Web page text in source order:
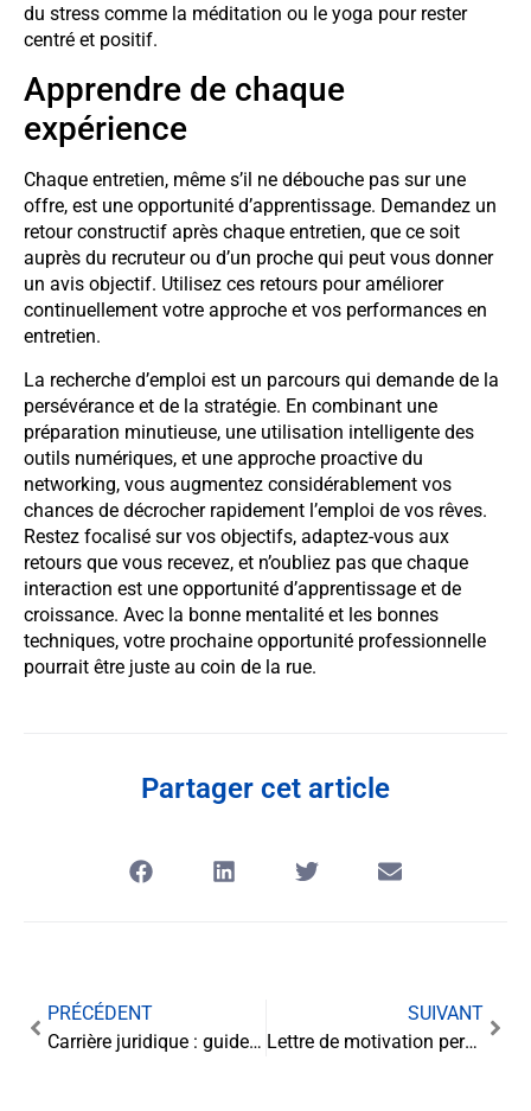
du stress comme la méditation ou le yoga pour rester
centré et positif.
Apprendre de chaque
expérience
Chaque entretien, même s’il ne débouche pas sur une
offre, est une opportunité d’apprentissage. Demandez un
retour constructif après chaque entretien, que ce soit
auprès du recruteur ou d’un proche qui peut vous donner
un avis objectif. Utilisez ces retours pour améliorer
continuellement votre approche et vos performances en
entretien.
La recherche d’emploi est un parcours qui demande de la
persévérance et de la stratégie. En combinant une
préparation minutieuse, une utilisation intelligente des
outils numériques, et une approche proactive du
networking, vous augmentez considérablement vos
chances de décrocher rapidement l’emploi de vos rêves.
Restez focalisé sur vos objectifs, adaptez-vous aux
retours que vous recevez, et n’oubliez pas que chaque
interaction est une opportunité d’apprentissage et de
croissance. Avec la bonne mentalité et les bonnes
techniques, votre prochaine opportunité professionnelle
pourrait être juste au coin de la rue.
Partager cet article
PRÉCÉDENT
Carrière juridique : guide complet pour réussir dans le droit
SUIVANT
Lettre de motivation percutante pour logisticien débutant : le guide ultime